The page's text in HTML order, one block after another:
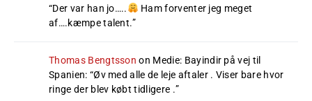
“Der var han jo…..
Ham forventer jeg meget
af….kæmpe talent.”
Thomas Bengtsson on Medie: Bayindir på vej til
Spanien: “Øv med alle de leje aftaler . Viser bare hvor
ringe der blev købt tidligere .”